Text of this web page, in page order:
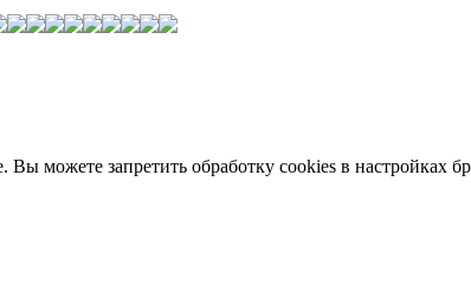
можете запретить обработку сookies в настройках